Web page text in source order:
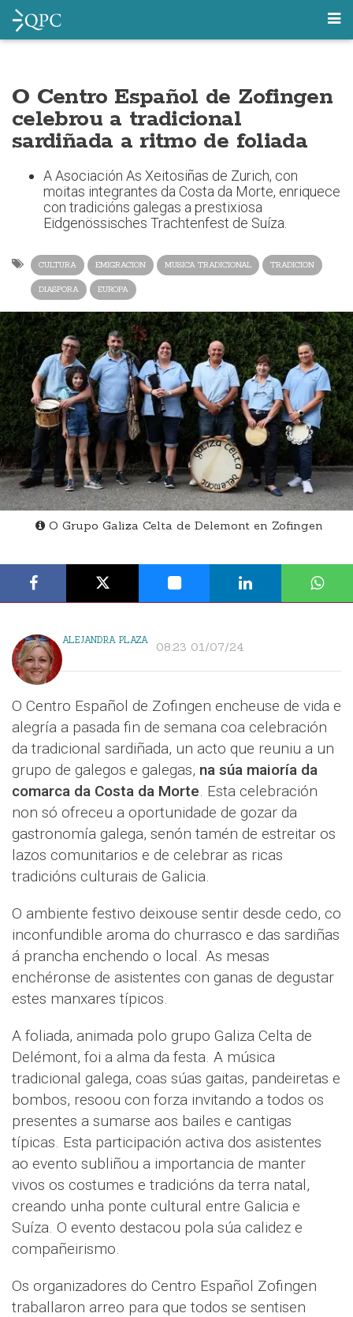
O Centro Español de Zofingen
celebrou a tradicional
sardiñada a ritmo de foliada
A Asociación As Xeitosiñas de Zurich, con
moitas integrantes da Costa da Morte, enriquece
con tradicións galegas a prestixiosa
Eidgenössisches Trachtenfest de Suíza.
CULTURA EMIGRACION MUSICA TRADICIONAL TRADICION
DIASPORA EUROPA
O Grupo Galiza Celta de Delemont en Zofingen
ALEJANDRA PLAZA 08:23 01/07/24
O Centro Español de Zofingen encheuse de vida e
alegría a pasada fin de semana coa celebración
da tradicional sardiñada, un acto que reuniu a un
grupo de galegos e galegas, na súa maioría da
comarca da Costa da Morte. Esta celebración
non só ofreceu a oportunidade de gozar da
gastronomía galega, senón tamén de estreitar os
lazos comunitarios e de celebrar as ricas
tradicións culturais de Galicia.
O ambiente festivo deixouse sentir desde cedo, co
inconfundible aroma do churrasco e das sardiñas
á prancha enchendo o local. As mesas
enchéronse de asistentes con ganas de degustar
estes manxares típicos.
A foliada, animada polo grupo Galiza Celta de
Delémont, foi a alma da festa. A música
tradicional galega, coas súas gaitas, pandeiretas e
bombos, resoou con forza invitando a todos os
presentes a sumarse aos bailes e cantigas
típicas. Esta participación activa dos asistentes
ao evento subliñou a importancia de manter
vivos os costumes e tradicións da terra natal,
creando unha ponte cultural entre Galicia e
Suíza. O evento destacou pola súa calidez e
compañeirismo.
Os organizadores do Centro Español Zofingen
traballaron arreo para que todos se sentisen